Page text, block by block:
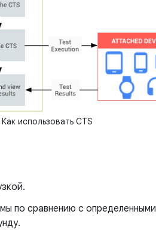
Как использовать CTS
по сравнению с определенными